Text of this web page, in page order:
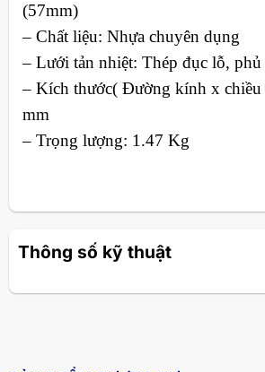
(57mm)
– Chất liệu: Nhựa chuyên dụng
– Lưới tản nhiệt: Thép đục lỗ,
– Kích thước( Đường kính x chiều
mm
– Trọng lượng: 1.47 Kg
Thông số kỹ thuật